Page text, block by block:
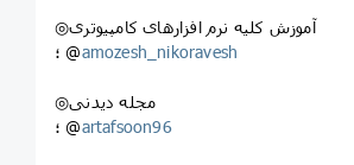
◎آموزش کلیه نرم افزارهای کامپیوتری
؛ @amozesh_nikoravesh
◎مجله دیدنی
؛ @artafsoon96